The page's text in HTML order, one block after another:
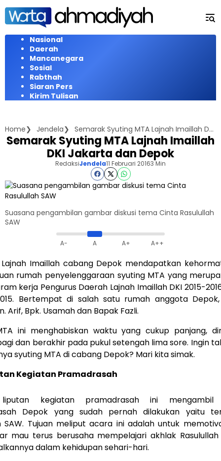
Langsung
konten
Nasional
Daerah
Mancanegara
Sosial
Rabthah
Siaran Pers
Kirim Tulisan
Home Jendela Semarak Syuting MTA Lajnah Imaillah DKI Jakarta dan Depok
Semarak Syuting MTA Lajnah Imaillah
DKI Jakarta dan Depok
RedaksiJendela11 Februari 20163 Min
Suasana pengambilan gambar diskusi tema Cinta Rasulullah
SAW
A- A A+ A++
Imaillah cabang Depok mendapatkan
rumah penyelenggaraan syuting MTA yang
kerja Pengurus Daerah Lajnah Imaillah DKI 2015-
Bertempat di salah satu rumah anggota
Arif, Bpk. Usamah dan Bapak Fazli.
ini menghabiskan waktu yang cukup panjang,
dan berakhir pada pukul setengah lima sore. Ingin
syuting MTA di cabang Depok? Mari kita simak.
Kegiatan Pramadrasah
kegiatan pramadrasah ini mengambil
Depok yang sudah pernah dilakukan yaitu
SAW. Tujuan meliput acara ini adalah untuk
mau terus berusaha mempelajari akhlak Rasulullah
dalam kehidupan sehari-hari.